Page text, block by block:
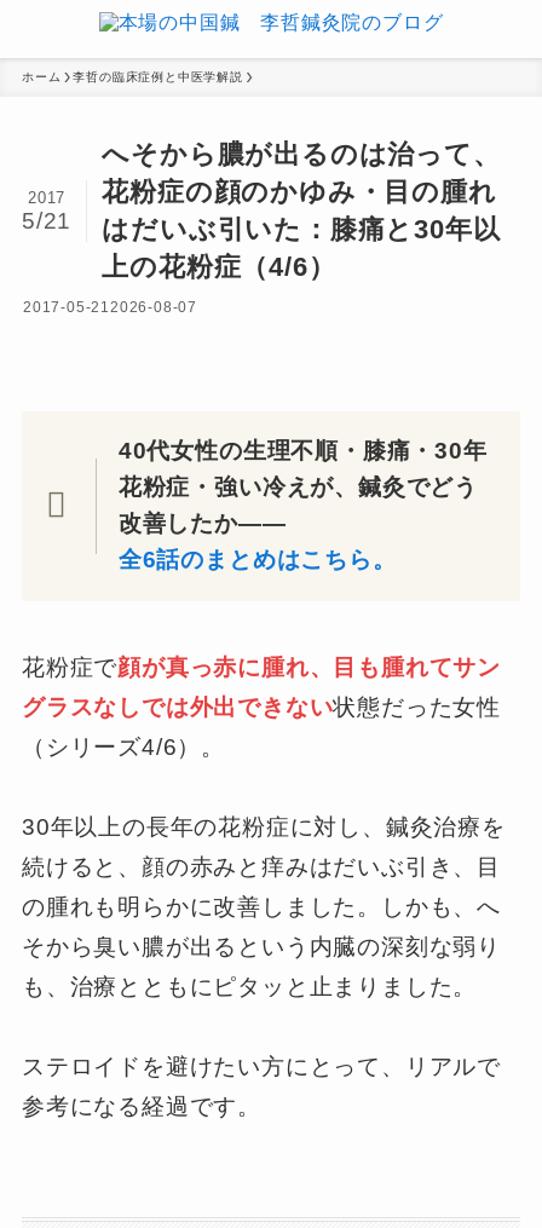
ホーム 李哲の臨床症例と中医学解説
へそから膿が出るのは治って、
花粉症の顔のかゆみ・目の腫れ
はだいぶ引いた：膝痛と30年以
上の花粉症（4/6）
2017
5/21
2017-05-212026-08-07
40代女性の生理不順・膝痛・30年
花粉症・強い冷えが、鍼灸でどう
改善したか——
全6話のまとめはこちら。
花粉症で顔が真っ赤に腫れ、目も腫れてサン
グラスなしでは外出できない状態だった女性
（シリーズ4/6）。
30年以上の長年の花粉症に対し、鍼灸治療を
続けると、顔の赤みと痒みはだいぶ引き、目
の腫れも明らかに改善しました。しかも、へ
そから臭い膿が出るという内臓の深刻な弱り
も、治療とともにピタッと止まりました。
ステロイドを避けたい方にとって、リアルで
参考になる経過です。